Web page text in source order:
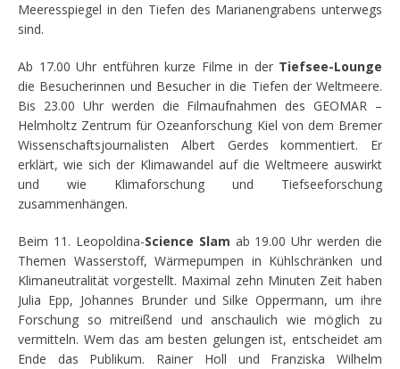
Meeresspiegel in den Tiefen des Marianengrabens unterwegs
sind.
Ab 17.00 Uhr entführen kurze Filme in der Tiefsee-Lounge
die Besucherinnen und Besucher in die Tiefen der Weltmeere.
Bis 23.00 Uhr werden die Filmaufnahmen des GEOMAR –
Helmholtz Zentrum für Ozeanforschung Kiel von dem Bremer
Wissenschaftsjournalisten Albert Gerdes kommentiert. Er
erklärt, wie sich der Klimawandel auf die Weltmeere auswirkt
und wie Klimaforschung und Tiefseeforschung
zusammenhängen.
Beim 11. Leopoldina-Science Slam ab 19.00 Uhr werden die
Themen Wasserstoff, Wärmepumpen in Kühlschränken und
Klimaneutralität vorgestellt. Maximal zehn Minuten Zeit haben
Julia Epp, Johannes Brunder und Silke Oppermann, um ihre
Forschung so mitreißend und anschaulich wie möglich zu
vermitteln. Wem das am besten gelungen ist, entscheidet am
Ende das Publikum. Rainer Holl und Franziska Wilhelm